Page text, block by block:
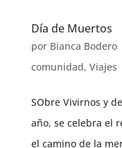
Día de Muertos
por Bianca Bodero
comunidad, Viajes
SObre Vivirnos y
año, se celebra el
el camino de la